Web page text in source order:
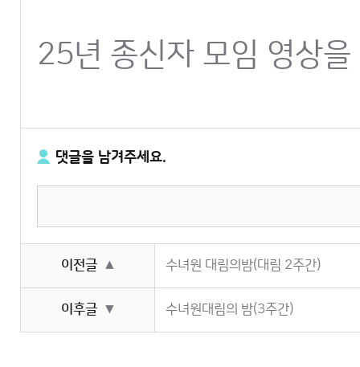
25년 종신자 모임 영상
댓글을 남겨주세요.
이전글 ▲ 수녀원 대림의밤(대림 2주간)
이후글 ▼ 수녀원대림의 밤(3주간)